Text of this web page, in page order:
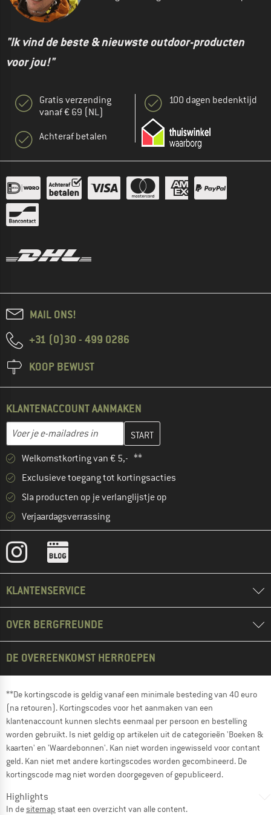
"Ik vind de beste & nieuwste outdoor-producten
voor jou!"
Gratis verzending
vanaf € 69 (NL)
Achteraf betalen
100 dagen bedenktijd
MAIL ONS!
+31 (0)30 - 499 0286
KOOP BEWUST
KLANTENACCOUNT AANMAKEN
E-mailadres
Vul je e-mailadres hier in en maak in de volgende stap je
Welkomstkorting van € 5,- **
Exclusieve toegang tot kortingsacties
Sla producten op je verlanglijstje op
Verjaardagsverrassing
KLANTENSERVICE
OVER BERGFREUNDE
DE OVEREENKOMST HERROEPEN
**De kortingscode is geldig vanaf een minimale besteding van 40 euro
(na retouren). Kortingscodes voor het aanmaken van een
klantenaccount kunnen slechts eenmaal per persoon en bestelling
worden gebruikt. Is niet geldig op artikelen uit de categorieën 'Boeken &
kaarten' en 'Waardebonnen'. Kan niet worden ingewisseld voor contant
geld. Kan niet met andere kortingscodes worden gecombineerd. De
kortingscode mag niet worden doorgegeven of gepubliceerd.
Highlights
In desitemap staat een overzicht van alle content.